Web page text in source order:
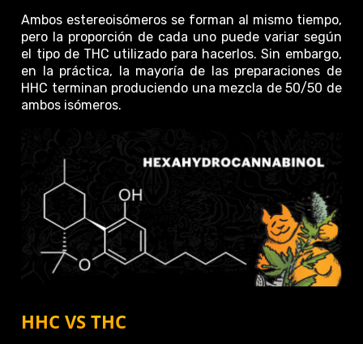
Ambos estereoisómeros se forman al mismo tiempo,
pero la proporción de cada uno puede variar según
el tipo de THC utilizado para hacerlos. Sin embargo,
en la práctica, la mayoría de las preparaciones de
HHC terminan produciendo una mezcla de 50/50 de
ambos isómeros.
HHC VS THC